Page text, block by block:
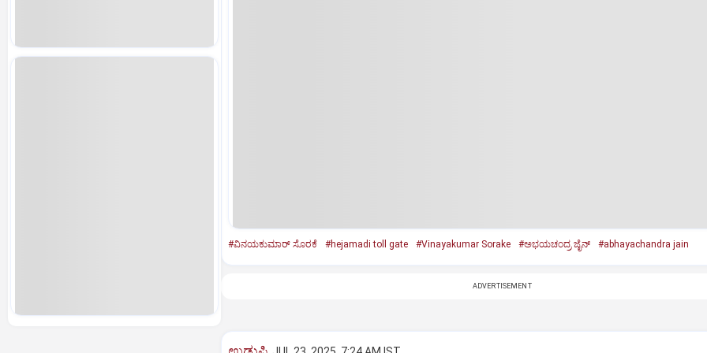
#ವಿನಯಕುಮಾರ್‌ ಸೊರಕೆ #hejamadi toll gate #Vinayakumar Sorake #ಅಭಯಚಂದ್ರ ಜೈನ್‌ #abhayachandra jain
ADVERTISEMENT